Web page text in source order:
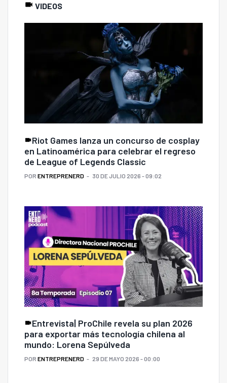
VIDEOS
Riot Games lanza un concurso de cosplay
en Latinoamérica para celebrar el regreso
de League of Legends Classic
POR ENTREPRENERD 30 DE JULIO 2026 - 09:02
Entrevista| ProChile revela su plan 2026
para exportar más tecnología chilena al
mundo: Lorena Sepúlveda
POR ENTREPRENERD 29 DE MAYO 2026 - 00:00